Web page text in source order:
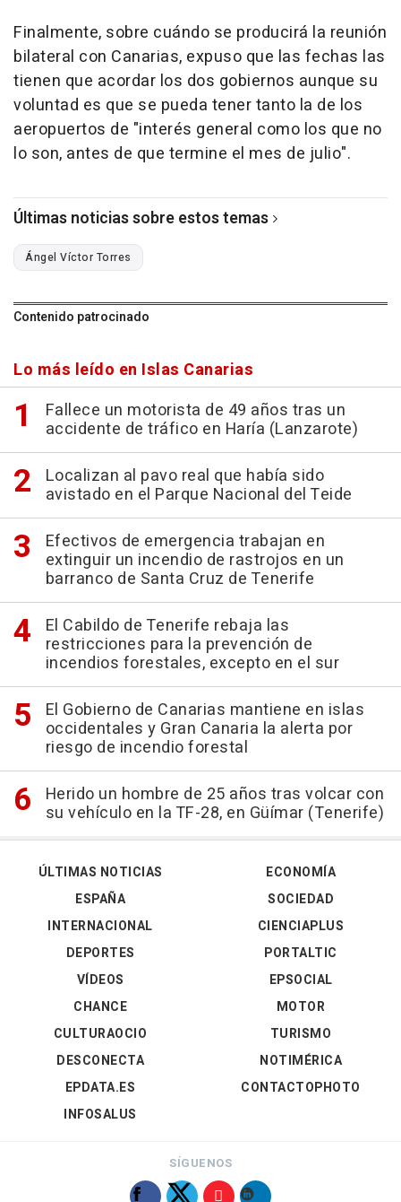
Finalmente, sobre cuándo se producirá la reunión
bilateral con Canarias, expuso que las fechas las
tienen que acordar los dos gobiernos aunque su
voluntad es que se pueda tener tanto la de los
aeropuertos de "interés general como los que no
lo son, antes de que termine el mes de julio".
Últimas noticias sobre estos temas
Ángel Víctor Torres
Contenido patrocinado
Lo más leído en Islas Canarias
Fallece un motorista de 49 años tras un
accidente de tráfico en Haría (Lanzarote)
Localizan al pavo real que había sido
avistado en el Parque Nacional del Teide
Efectivos de emergencia trabajan en
extinguir un incendio de rastrojos en un
barranco de Santa Cruz de Tenerife
El Cabildo de Tenerife rebaja las
restricciones para la prevención de
incendios forestales, excepto en el sur
El Gobierno de Canarias mantiene en islas
occidentales y Gran Canaria la alerta por
riesgo de incendio forestal
Herido un hombre de 25 años tras volcar con
su vehículo en la TF-28, en Güímar (Tenerife)
ÚLTIMAS NOTICIAS
ESPAÑA
INTERNACIONAL
DEPORTES
VÍDEOS
ECONOMÍA
SOCIEDAD
CIENCIAPLUS
PORTALTIC
EPSOCIAL
CHANCE
CULTURAOCIO
DESCONECTA
EPDATA.ES
INFOSALUS
MOTOR
TURISMO
NOTIMÉRICA
CONTACTOPHOTO
SÍGUENOS